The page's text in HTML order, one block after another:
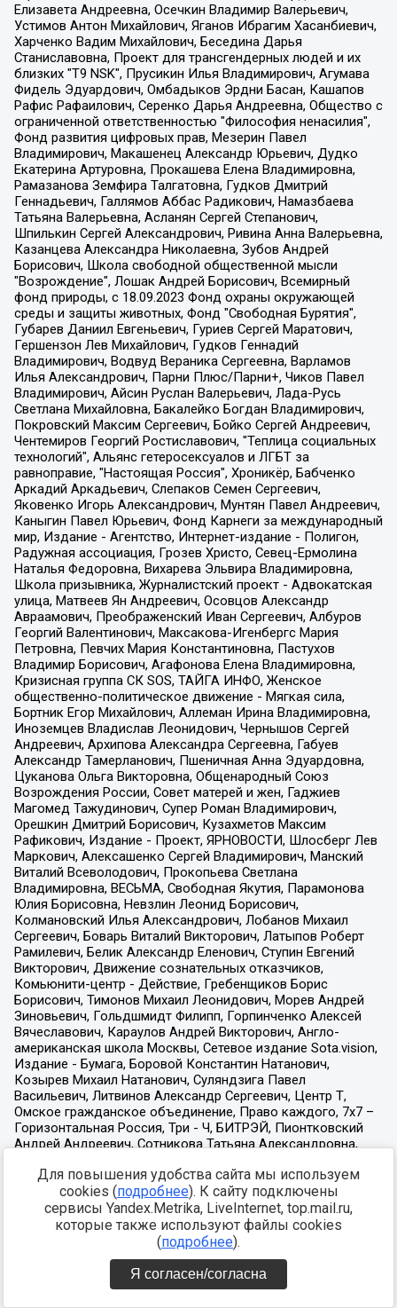
Для повышения удобства сайта мы используем
cookies (подробнее). К сайту подключены
сервисы Yandex.Metrika, LiveInternet, top.mail.ru,
которые также используют файлы cookies
(подробнее).
Я согласен/согласна